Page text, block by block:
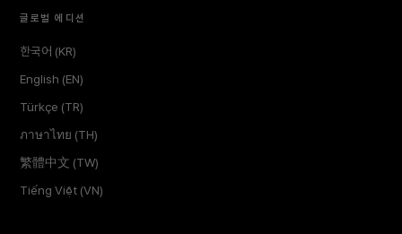
글로벌 에디션
한국어 (KR)
English (EN)
Türkçe (TR)
ภาษาไทย (TH)
繁體中文 (TW)
Tiếng Việt (VN)